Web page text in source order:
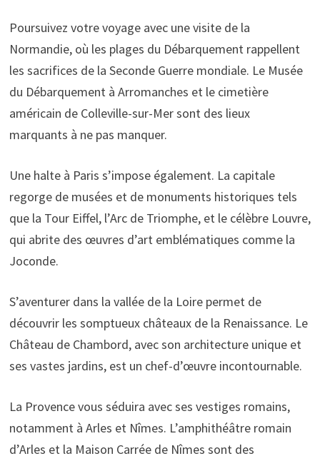
Poursuivez votre voyage avec une visite de la
Normandie, où les plages du Débarquement rappellent
les sacrifices de la Seconde Guerre mondiale. Le Musée
du Débarquement à Arromanches et le cimetière
américain de Colleville-sur-Mer sont des lieux
marquants à ne pas manquer.
Une halte à Paris s’impose également. La capitale
regorge de musées et de monuments historiques tels
que la Tour Eiffel, l’Arc de Triomphe, et le célèbre Louvre,
qui abrite des œuvres d’art emblématiques comme la
Joconde.
S’aventurer dans la vallée de la Loire permet de
découvrir les somptueux châteaux de la Renaissance. Le
Château de Chambord, avec son architecture unique et
ses vastes jardins, est un chef-d’œuvre incontournable.
La Provence vous séduira avec ses vestiges romains,
notamment à Arles et Nîmes. L’amphithéâtre romain
d’Arles et la Maison Carrée de Nîmes sont des